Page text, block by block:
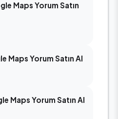
Maps Yorum Satın
Maps Yorum Satın Al
Maps Yorum Satın Al